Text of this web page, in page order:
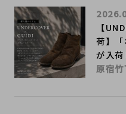
【
荷】「
が入
原宿